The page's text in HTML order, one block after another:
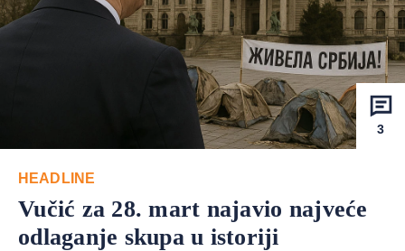
3
HEADLINE
Vučić za 28. mart najavio najveće
odlaganje skupa u istoriji